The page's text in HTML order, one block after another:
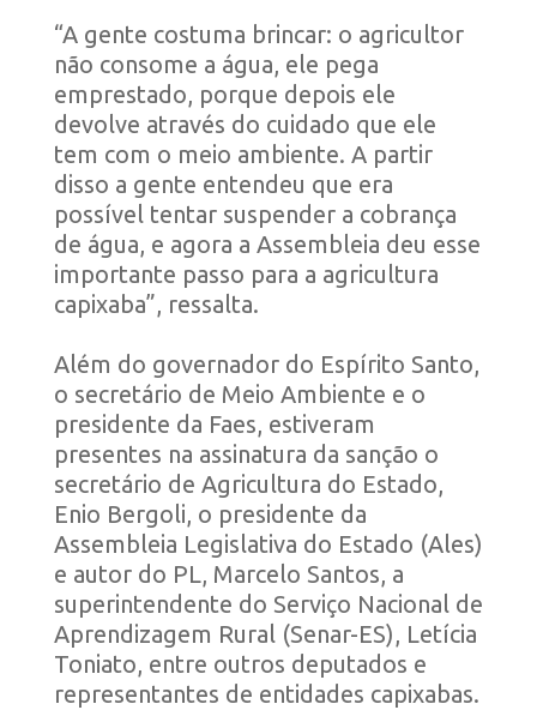
“A gente costuma brincar: o agricultor
não consome a água, ele pega
emprestado, porque depois ele
devolve através do cuidado que ele
tem com o meio ambiente. A partir
disso a gente entendeu que era
possível tentar suspender a cobrança
de água, e agora a Assembleia deu esse
importante passo para a agricultura
capixaba”, ressalta.
Além do governador do Espírito Santo,
o secretário de Meio Ambiente e o
presidente da Faes, estiveram
presentes na assinatura da sanção o
secretário de Agricultura do Estado,
Enio Bergoli, o presidente da
Assembleia Legislativa do Estado (Ales)
e autor do PL, Marcelo Santos, a
superintendente do Serviço Nacional de
Aprendizagem Rural (Senar-ES), Letícia
Toniato, entre outros deputados e
representantes de entidades capixabas.